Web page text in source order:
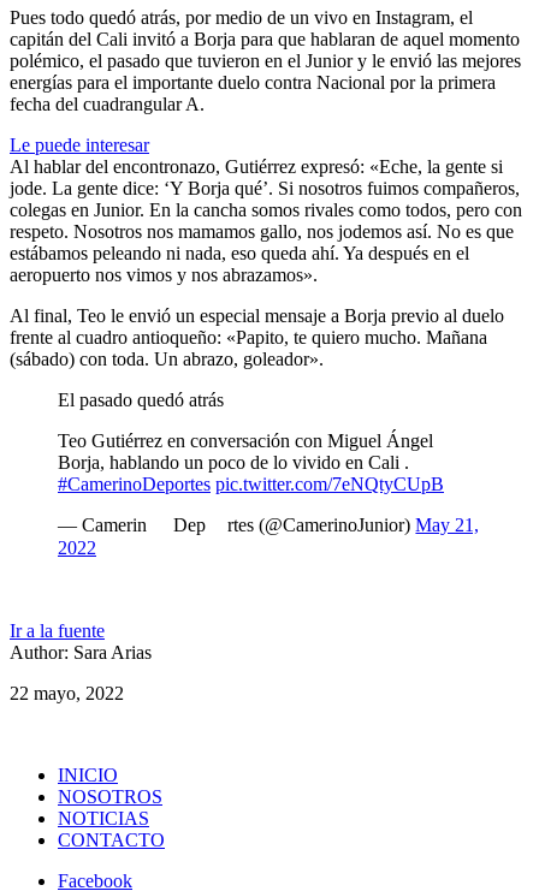
Pues todo quedó atrás, por medio de un vivo en Instagram, el
capitán del Cali invitó a Borja para que hablaran de aquel momento
polémico, el pasado que tuvieron en el Junior y le envió las mejores
energías para el importante duelo contra Nacional por la primera
fecha del cuadrangular A.
Le puede interesar
Al hablar del encontronazo, Gutiérrez expresó: «Eche, la gente si
jode. La gente dice: ‘Y Borja qué’. Si nosotros fuimos compañeros,
colegas en Junior. En la cancha somos rivales como todos, pero con
respeto. Nosotros nos mamamos gallo, nos jodemos así. No es que
estábamos peleando ni nada, eso queda ahí. Ya después en el
aeropuerto nos vimos y nos abrazamos».
Al final, Teo le envió un especial mensaje a Borja previo al duelo
frente al cuadro antioqueño: «Papito, te quiero mucho. Mañana
(sábado) con toda. Un abrazo, goleador».
El pasado quedó atrás
Teo Gutiérrez en conversación con Miguel Ángel
Borja, hablando un poco de lo vivido en Cali .
#CamerinoDeportes pic.twitter.com/7eNQtyCUpB
— Camerin Dep rtes (@CamerinoJunior)May 21,
2022
Ir a la fuente
Author: Sara Arias
22 mayo, 2022
INICIO
NOSOTROS
NOTICIAS
CONTACTO
Facebook